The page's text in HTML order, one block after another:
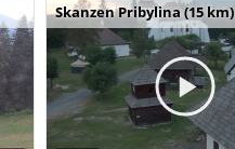
Skanzen Pribylina (15 km)